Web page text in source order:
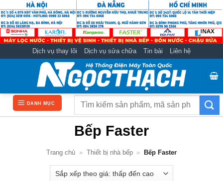
qua
nội
dung
Dịch vụ thay lõi Dịch vụ sửa chữa Tin bài Liên hệ
DANH MỤC
Tìm
Bếp Faster
Trang chủ » Thiết bị nhà bếp » Bếp Faster